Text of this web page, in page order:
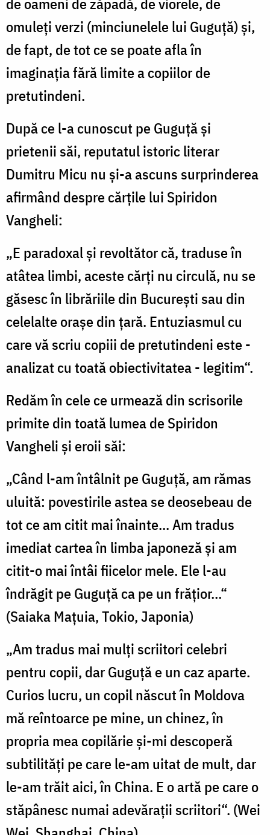
omuleţi verzi (minciunelele lui Guguţă) şi,
de fapt, de tot ce se poate afla în
imaginaţia fără limite a copiilor de
pretutindeni.
După ce l-a cunoscut pe Guguţă şi
prietenii săi, reputatul istoric literar
Dumitru Micu nu şi-a ascuns surprinderea
afirmând despre cărţile lui Spiridon
Vangheli:
„E paradoxal şi revoltător că, traduse în
atâtea limbi, aceste cărţi nu circulă, nu se
găsesc în librăriile din Bucureşti sau din
celelalte oraşe din ţară. Entuziasmul cu
care vă scriu copiii de pretutindeni este -
analizat cu toată obiectivitatea - legitim“.
Redăm în cele ce urmează din scrisorile
primite din toată lumea de Spiridon
Vangheli şi eroii săi:
„Când l-am întâlnit pe Guguţă, am rămas
uluită: povestirile astea se deosebeau de
tot ce am citit mai înainte... Am tradus
imediat cartea în limba japoneză şi am
citit-o mai întâi fiicelor mele. Ele l-au
îndrăgit pe Guguţă ca pe un frăţior...“
(Saiaka Maţuia, Tokio, Japonia)
„Am tradus mai mulţi scriitori celebri
pentru copii, dar Guguţă e un caz aparte.
Curios lucru, un copil născut în Moldova
mă reîntoarce pe mine, un chinez, în
propria mea copilărie şi-mi descoperă
subtilităţi pe care le-am uitat de mult, dar
le-am trăit aici, în China. E o artă pe care o
stăpânesc numai adevăraţii scriitori“. (Wei